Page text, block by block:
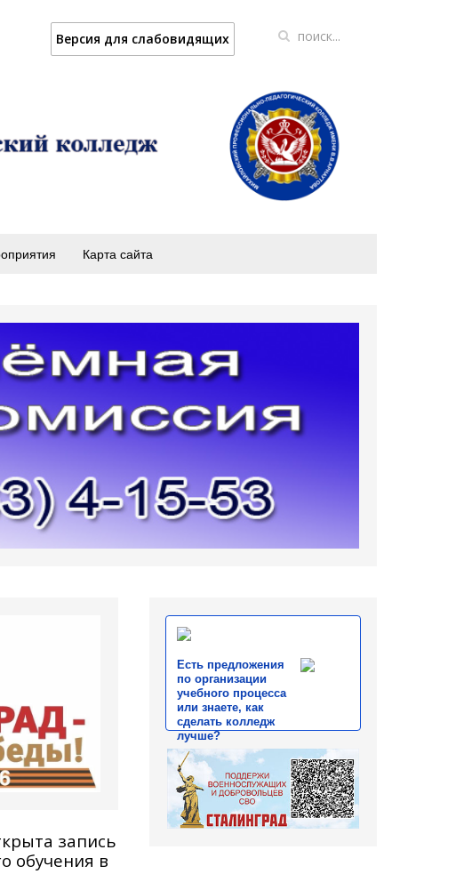
Версия для слабовидящих
Карта сайта
запись
обучения в
Есть предложения
по организации
учебного процесса
или знаете, как
сделать колледж
лучше?